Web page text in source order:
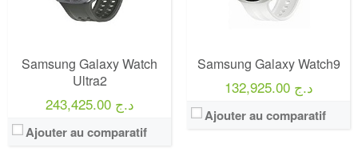
Samsung Galaxy Watch
Ultra2
243,425.00 د.ج
Ajouter au comparatif
Samsung Galaxy Watch9
132,925.00 د.ج
Ajouter au comparatif